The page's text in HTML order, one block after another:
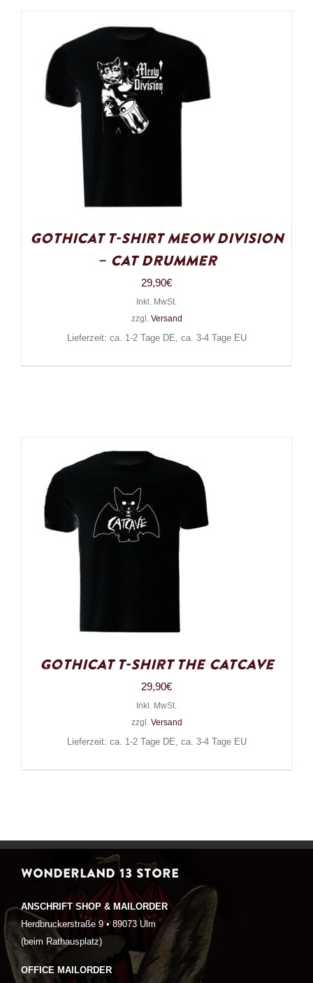
Gothicat T-Shirt Meow Division
– Cat Drummer
29,90€
Inkl. MwSt.
zzgl. Versand
Lieferzeit: ca. 1-2 Tage DE, ca. 3-4 Tage EU
Gothicat T-Shirt The Catcave
29,90€
Inkl. MwSt.
zzgl. Versand
Lieferzeit: ca. 1-2 Tage DE, ca. 3-4 Tage EU
WONDERLAND 13 STORE
ANSCHRIFT SHOP & MAILORDER
Herdbruckerstraße 9 • 89073 Ulm
(beim Rathausplatz)
OFFICE MAILORDER